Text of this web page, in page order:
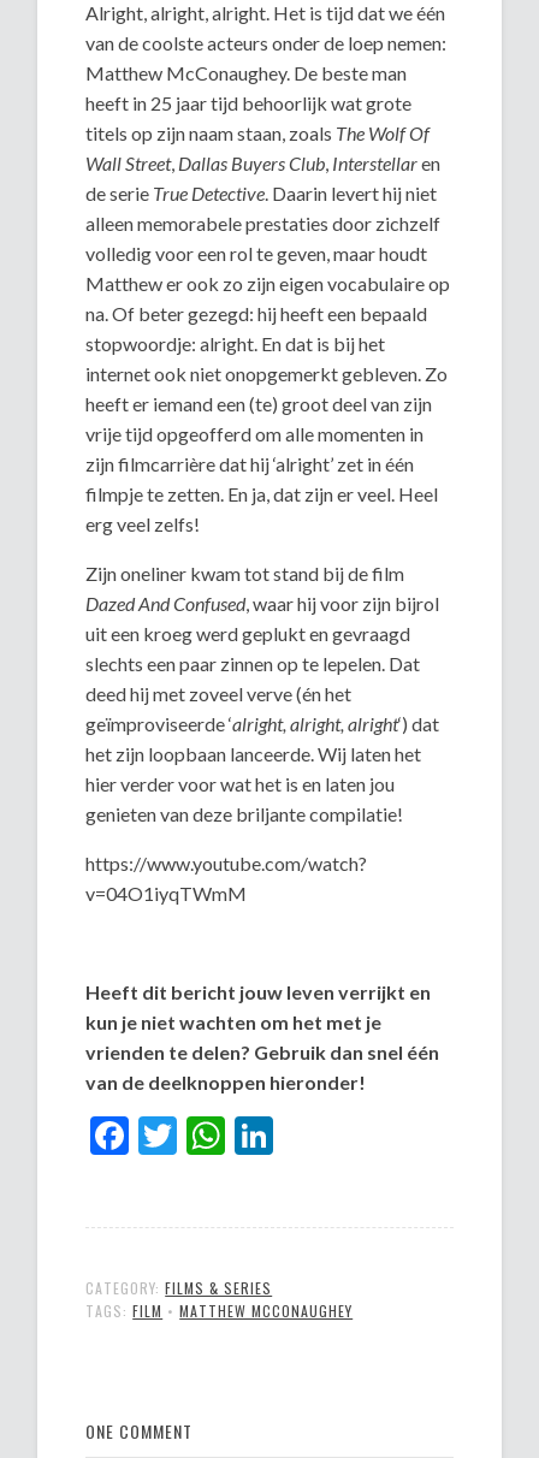
Alright, alright, alright. Het is tijd dat we één
van de coolste acteurs onder de loep nemen:
Matthew McConaughey. De beste man
heeft in 25 jaar tijd behoorlijk wat grote
titels op zijn naam staan, zoals The Wolf Of
Wall Street, Dallas Buyers Club, Interstellaren
de serie True Detective. Daarin levert hij niet
alleen memorabele prestaties door zichzelf
volledig voor een rol te geven, maar houdt
Matthew er ook zo zijn eigen vocabulaire op
na. Of beter gezegd: hij heeft een bepaald
stopwoordje: alright. En dat is bij het
internet ook niet onopgemerkt gebleven. Zo
heeft er iemand een (te) groot deel van zijn
vrije tijd opgeofferd om alle momenten in
zijn filmcarrière dat hij ‘alright’ zet in één
filmpje te zetten. En ja, dat zijn er veel. Heel
erg veel zelfs!
Zijn oneliner kwam tot stand bij de film
Dazed And Confused, waar hij voor zijn bijrol
uit een kroeg werd geplukt en gevraagd
slechts een paar zinnen op te lepelen. Dat
deed hij met zoveel verve (én het
geïmproviseerde ‘alright, alright, alright‘) dat
het zijn loopbaan lanceerde. Wij laten het
hier verder voor wat het is en laten jou
genieten van deze briljante compilatie!
https://www.youtube.com/watch?
v=04O1iyqTWmM
Heeft dit bericht jouw leven verrijkt en
kun je niet wachten om het met je
vrienden te delen? Gebruik dan snel één
van de deelknoppen hieronder!
Facebook
TwitterWhatsApp
CATEGORY:FILMS & SERIES
TAGS:FILM •MATTHEW MCCONAUGHEY
ONE COMMENT